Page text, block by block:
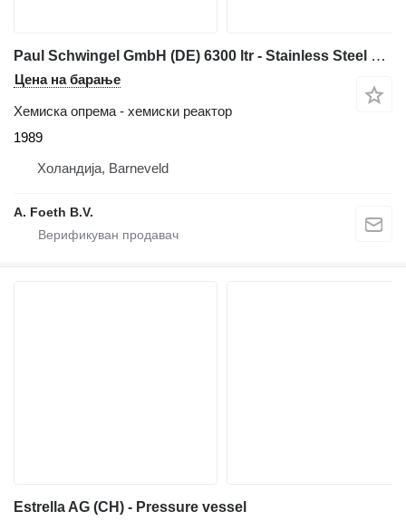
Paul Schwingel GmbH (DE) 6300 ltr - Stainless Steel Reactor
Цена на барање
Хемиска опрема - хемиски реактор
1989
Холандија, Barneveld
A. Foeth B.V.
Estrella AG (CH) - Pressure vessel